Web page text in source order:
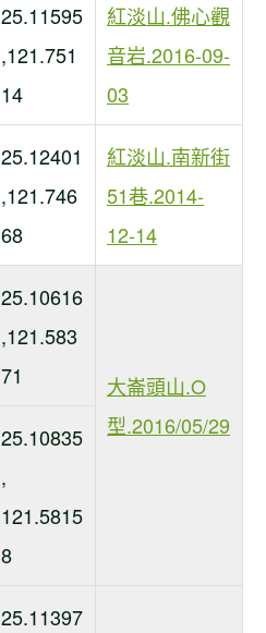
25.11595
,121.751
14
紅淡山.佛心觀
音岩.2016-09-
03
25.12401
,121.746
68
紅淡山.南新街
51巷.2014-
12-14
25.10616
,121.583
71
大崙頭山.O
型.2016/05/29
25.10835
,
121.5815
8
25.11397